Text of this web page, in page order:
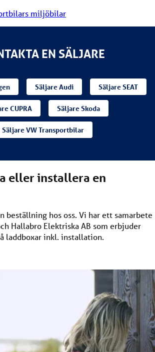
miljöbilar
EN SÄLJARE
Säljare Audi Säljare SEAT
CUPRA Säljare Skoda
Säljare VW Transportbilar
eller installera en
beställning hos oss. Vi har ett samarbete
Hallabro Elektriska AB som erbjuder
laddboxar inkl. installation.